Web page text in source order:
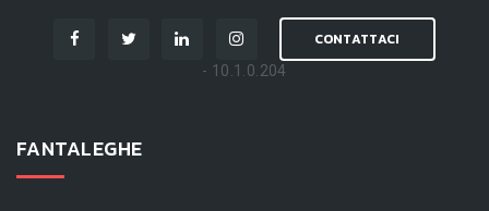
CONTATTACI
- 10.1.0.204
FANTALEGHE